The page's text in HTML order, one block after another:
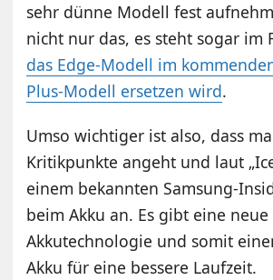
sehr dünne Modell fest
nicht nur das, es steht sogar im
das Edge-Modell im
Plus-Modell ersetzen wird.
Umso wichtiger ist also, dass
Kritikpunkte angeht und laut
einem bekannten Samsung-
beim Akku an. Es gibt eine
Akkutechnologie und somit
Akku für eine bessere Laufzeit.